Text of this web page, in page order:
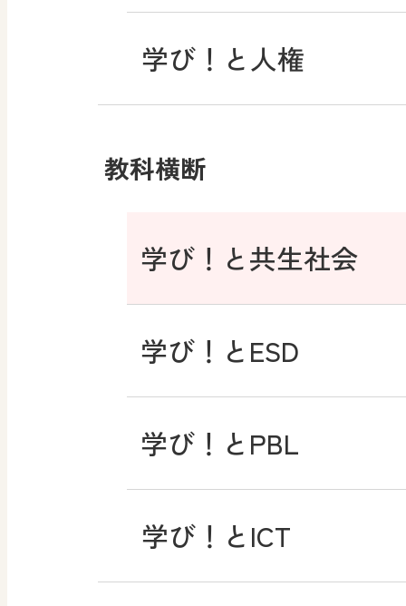
学び！と人権
教科横断
学び！と共生社会
学び！とESD
学び！とPBL
学び！とICT